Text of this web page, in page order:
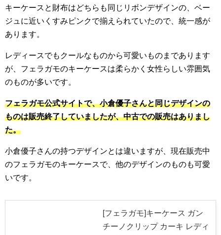
キーケースと財布はどちらも同じリボンデザインの、ベー
ジュに近いくすみピンクで揃えられていたので、統一感が
あります。
レディースでもクールなものから可愛いものまであります
が、フェラガモのキーケースは柔らかく女性らしい雰囲気
のものが多いです。
フェラガモ公式サイトで、小倉優子さんと同じデザインの
ものは販売終了していましたが、中古での販売はありまし
た。
小倉優子さんの持つデザインとは違いますが、現在販売中
のフェラガモのキーケースで、他のデザインのものも可愛
いです。
[フェラガモ]キーケース ガン
チーノクリップ カーキ レディ